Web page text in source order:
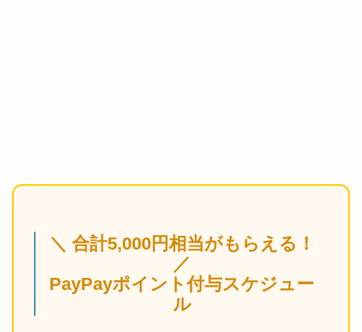
＼ 合計5,000円相当がもらえる！
／
PayPayポイント付与スケジュー
ル